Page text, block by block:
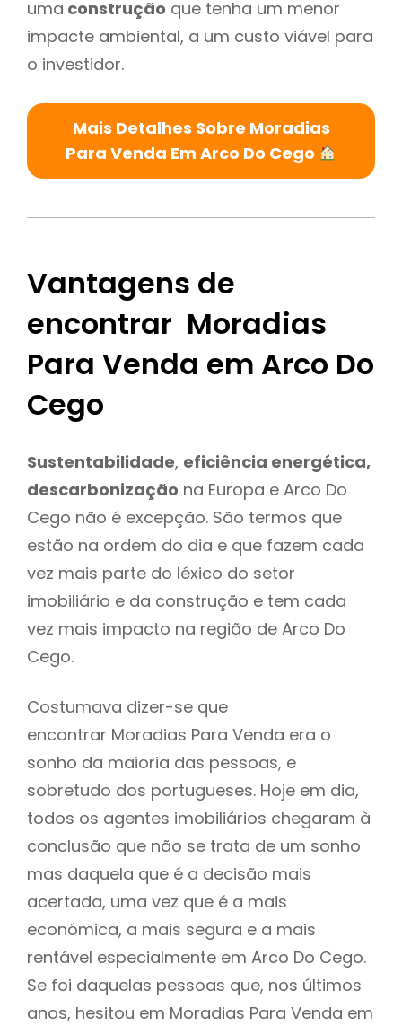
uma construção que tenha um menor
impacte ambiental, a um custo viável para
o investidor.
Mais Detalhes Sobre Moradias
Para Venda Em Arco Do Cego
Vantagens de
encontrar Moradias
Para Venda em Arco Do
Cego
Sustentabilidade, eficiência energética,
descarbonização na Europa e Arco Do
Cego não é excepção. São termos que
estão na ordem do dia e que fazem cada
vez mais parte do léxico do setor
imobiliário e da construção e tem cada
vez mais impacto na região de Arco Do
Cego.
Costumava dizer-se que
encontrar Moradias Para Venda era o
sonho da maioria das pessoas, e
sobretudo dos portugueses. Hoje em dia,
todos os agentes imobiliários chegaram à
conclusão que não se trata de um sonho
mas daquela que é a decisão mais
acertada, uma vez que é a mais
económica, a mais segura e a mais
rentável especialmente em Arco Do Cego.
Se foi daquelas pessoas que, nos últimos
anos, hesitou em Moradias Para Venda em